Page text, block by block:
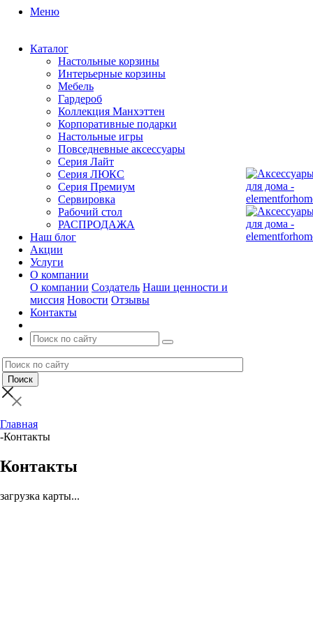
Меню
Каталог
Настольные корзины
Интерьерные корзины
Мебель
Гардероб
Коллекция Манхэттен
Корпоративные подарки
Настольные игры
Повседневные аксессуары
Серия Лайт
Серия ЛЮКС
Серия Премиум
Сервировка
Рабочий стол
РАСПРОДАЖА
Наш блог
Акции
Услуги
О компании
О компании Создатель Наши ценности и
миссия Новости Отзывы
Контакты
Главная
-Контакты
Контакты
загрузка карты...